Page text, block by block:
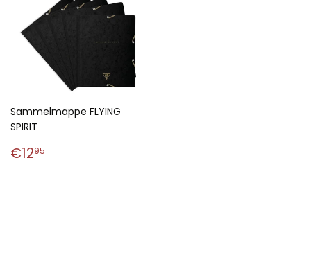
Sammelmappe FLYING
SPIRIT
Normaler
€1295